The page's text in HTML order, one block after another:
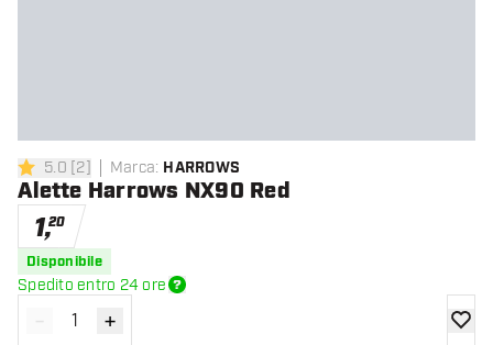
5 stelle di valutazione
5.0 [2] Marca: HARROWS
Alette Harrows NX90 Red
1,20
Disponibile
Spedito entro 24 ore
Diminuisci quantità
- Aumenta quantità
+